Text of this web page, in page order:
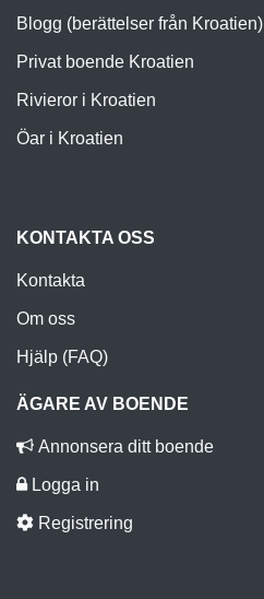
Blogg (berättelser från Kroatien)
Privat boende Kroatien
Rivieror i Kroatien
Öar i Kroatien
KONTAKTA OSS
Kontakta
Om oss
Hjälp (FAQ)
ÄGARE AV BOENDE
Annonsera ditt boende
Logga in
Registrering